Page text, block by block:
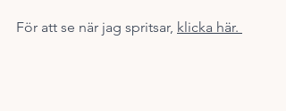
För att se när jag spritsar, klicka här.